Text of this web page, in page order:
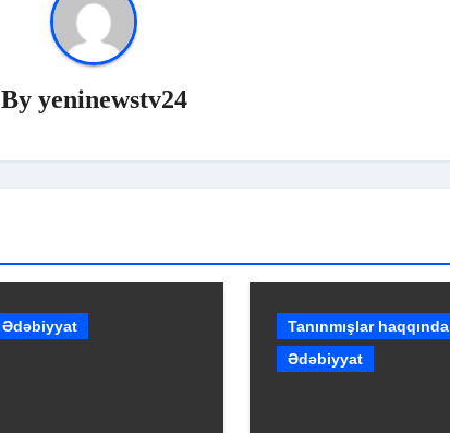
By yeninewstv24
Ədəbiyyat
Tanınmışlar haqqında
Ədəbiyyat